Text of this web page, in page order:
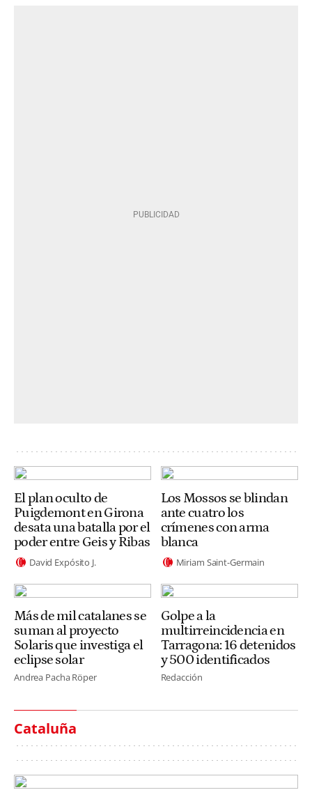
El plan oculto de
Puigdemont en Girona
desata una batalla por el
poder entre Geis y Ribas
David Expósito J.
Los Mossos se blindan
ante cuatro los
crímenes con arma
blanca
Miriam Saint-Germain
Más de mil catalanes se
suman al proyecto
Solaris que investiga el
eclipse solar
Andrea Pacha Röper
Golpe a la
multirreincidencia en
Tarragona: 16 detenidos
y 500 identificados
Redacción
Cataluña